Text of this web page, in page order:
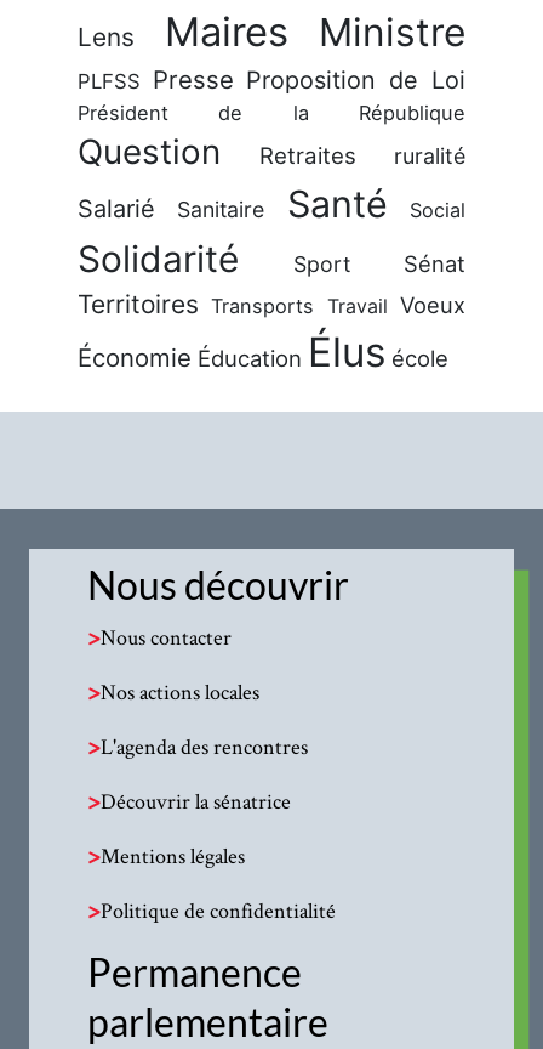
Lens Maires Ministre
PLFSS Presse Proposition de Loi
Président de la République
Question Retraites ruralité
Salarié Sanitaire Santé Social
Solidarité Sport Sénat
Territoires Transports Travail Voeux
Économie Éducation Élus école
Nous découvrir
>Nous contacter
>Nos actions locales
>L'agenda des rencontres
>Découvrir la sénatrice
>Mentions légales
>Politique de confidentialité
Permanence
parlementaire